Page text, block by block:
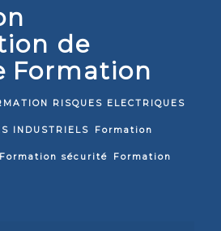
de
Formation
RISQUES ELECTRIQUES
INDUSTRIELS Formation
Formation sécurité Formation